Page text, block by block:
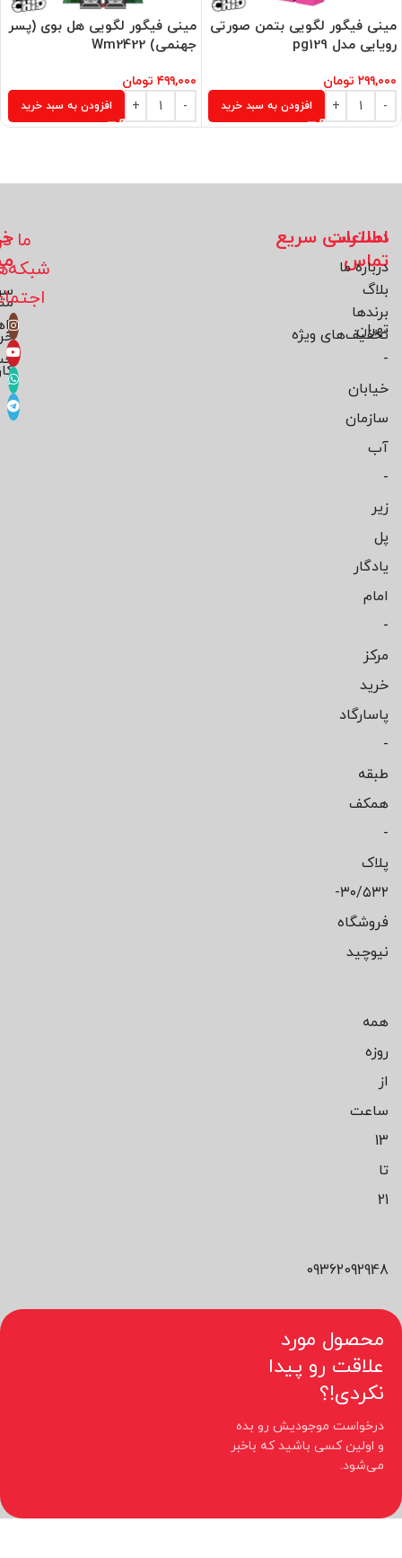
مینی فیگور لگویی بتمن صورتی
رویایی مدل pg129
۲۹۹,۰۰۰ تومان
افزودن به سبد خرید
مینی فیگور لگویی هل بوی (پسر
جهنمی) Wm2422
۴۹۹,۰۰۰ تومان
افزودن به سبد خرید
اطلاعات
تماس
تهران
-
خیابان
سازمان
آب
-
زیر
پل
یادگار
امام
-
مرکز
خرید
پاسارگاد
-
طبقه
همکف
-
پلاک
۳۰/۵۳۲-
فروشگاه
نیوچید
همه
روزه
از
ساعت
13
تا
21
09362092948
دسترسی سریع
درباره ما
بلاگ
برند‌ها
تخفیف‌های ویژه
ما
محصول مورد
علاقت رو پیدا
نکردی!؟
درخواست موجودیش رو بده
و اولین کسی باشید که باخبر
می‌شود.